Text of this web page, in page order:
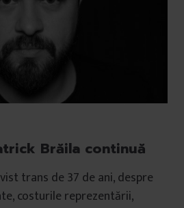
Brăila continuă
trans de 37 de ani, despre
costurile reprezentării,